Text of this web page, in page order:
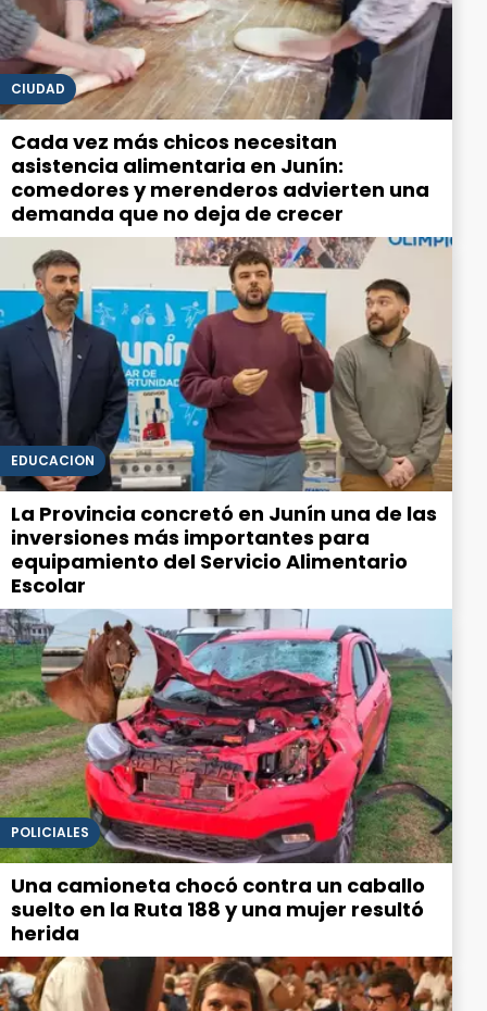
CIUDAD
Cada vez más chicos necesitan
asistencia alimentaria en Junín:
comedores y merenderos advierten una
demanda que no deja de crecer
EDUCACIÓN
La Provincia concretó en Junín una de las
inversiones más importantes para
equipamiento del Servicio Alimentario
Escolar
POLICIALES
Una camioneta chocó contra un caballo
suelto en la Ruta 188 y una mujer resultó
herida